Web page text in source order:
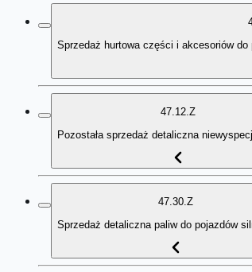
Sprzedaż hurtowa części i akcesoriów
47.12.Z
Pozostała sprzedaż detaliczna
47.30.Z
Sprzedaż detaliczna paliw do pojazdów